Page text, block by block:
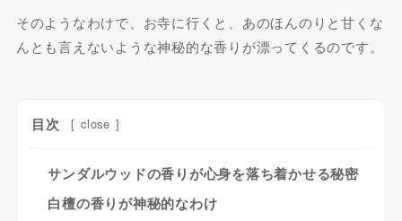
そのようなわけで、お寺に行くと、あのほんのりと甘くな
んとも言えないような神秘的な香りが漂ってくるのです。
目次 [ close ]
サンダルウッドの香りが心身を落ち着かせる秘密
白檀の香りが神秘的なわけ